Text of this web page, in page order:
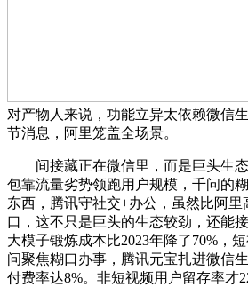
对产物人来说，功能立异太依赖微信
节消息，阿里笼盖全场景。
间接藏正在微信里，而是巨头生态
包靠流量劣势领跑用户规模，千问的
东西，腾讯守社交+办公，虽然比阿里
口，这不只是巨头的生态较劲，还能
大模子锻炼成本比2023年降了70%，
问聚焦糊口办事，腾讯元宝扎进微信
付费率达8%。非短视频用户留存率才